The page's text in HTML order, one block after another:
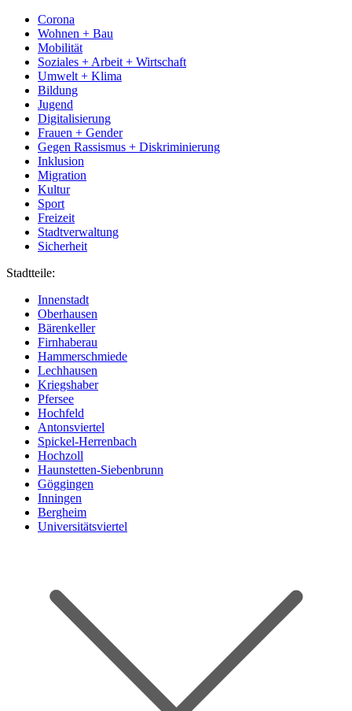
Corona
Wohnen + Bau
Mobilität
Soziales + Arbeit + Wirtschaft
Umwelt + Klima
Bildung
Jugend
Digitalisierung
Frauen + Gender
Gegen Rassismus + Diskriminierung
Inklusion
Migration
Kultur
Sport
Freizeit
Stadtverwaltung
Sicherheit
Stadtteile:
Innenstadt
Oberhausen
Bärenkeller
Firnhaberau
Hammerschmiede
Lechhausen
Kriegshaber
Pfersee
Hochfeld
Antonsviertel
Spickel-Herrenbach
Hochzoll
Haunstetten-Siebenbrunn
Göggingen
Inningen
Bergheim
Universitätsviertel